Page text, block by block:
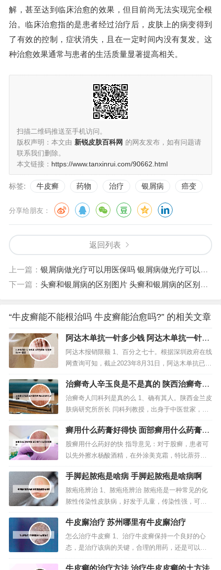
解，甚至达到临床治愈的效果，但目前尚无法实现完全根
治。临床治愈指的是患者经过治疗后，皮肤上的病变得到
了有效的控制，症状消失，且在一定时间内没有复发。这
种治愈效果通常与患者的生活质量显著提高相关。
扫描二维码推送至手机访问。
版权声明：本文由 新锐皮肤百科网 的网友发布，如有问题请
联系我们删除。
本文链接： https://www.tanxinrui.com/90662.html
标签: 牛皮癣 药物 治疗 银屑病 癌变
分享给朋友：
返回列表
上一篇： 银屑病做光疗可以用医保吗 银屑病做光疗可以用医保吗能报销吗
下一篇： 头癣和银屑病的区别图片 头癣和银屑病的区别图片对比
“牛皮癣能不能根治吗 牛皮癣能治愈吗?” 的相关文章
阿达木单抗一针多少钱 阿达木单抗一针多
少钱2023医保
阿达木报销限额 1、百分之七十。根据深圳政府在线
网查询可知，截止2023年8月31日，阿达木单抗已纳
入国家医保药品目录，属乙类报销范围，患者使用
阿达木单抗治疗，费用报销百分之70。2、大病报销
比例一次性或者全年医疗费用超过5000元以上时，
医疗费用将分段进行报销，如果医疗费用金额在500
1到1000...
治癣奇人辛玉良是不是真的 陕西治癣奇人
辛玉良
治癣奇人闫科列是真的么 1、确有其人。陕西金兰皮
肤病研究所所长 闫科列教授，出身于中医世家，自
幼随祖父民间行医，曾目睹疾病给广大患者带来的
巨大痛苦，尤其是皮肤病患者，病在外表，却痛在
心里。2、治癣奇人赵炳南 皮肤顽癣七日好 在东北
长白山一带，说起回族老神医、治癣奇人赵炳南可
谓无人不知、无人不晓。3、...
癣用什么药膏好得快 面部癣用什么药膏好
得快
股癣用什么药好的快 指导意见：对于股癣，患者可
以先外擦水杨酸酒精，在外涂美克霜，特比萘芬软
膏；口服兰美舒片，3个疗程冲击治疗。药物一：股
癣，要以外用药物为主，根据病情可选用水杨酸苯
甲酸酊、复方苯甲酸搽剂、复方苯甲酸软膏、水杨
酸软膏、1％克霉唑霜、益康唑霜、达克宁霜、联苯
苄唑霜等。药物二：股癣指发生于...
手脚起脓疱是啥病 手脚起脓疱是啥病啊
脓疱疮辨治 1、脓疱疮辨治 脓疱疮是一种常见的化
脓性传染性皮肤病，好发于儿童，传染性强，可暴
发流行。夏秋季多见，面部、四肢等暴露部位易受
累。在潮湿和高温季节患痱子、湿疹、疥疮等时易
发病。2、脓疱疮是由金黄色葡萄球菌或溶血性链球
菌感染引起的急性化脓性皮肤病 。中医称“黄水
疮”、“脓窠疮”。 脓疱疮的...
牛皮廨治疗 苏州哪里有牛皮廨治疗
怎么治疗牛皮癣 1、治疗牛皮癣保持一个良好的心
态，是治疗该病的关键，合理的用药，还是可以降
低其复发几率的。用药时应注意：不可片面追求近
牛皮癣的治疗方法 治疗牛皮皮癣的土方法